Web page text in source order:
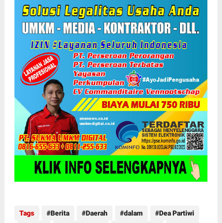
Tags Berita Daerah dalam
Dea Partiwi